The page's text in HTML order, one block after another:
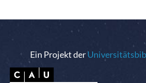
Ein Projekt der